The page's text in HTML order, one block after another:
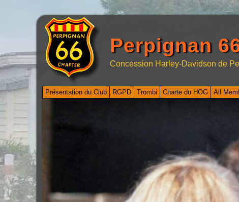
Perpignan
Concession Harley-Davidson de
Présentation du Club RGPD Trombi Charte du HOG All